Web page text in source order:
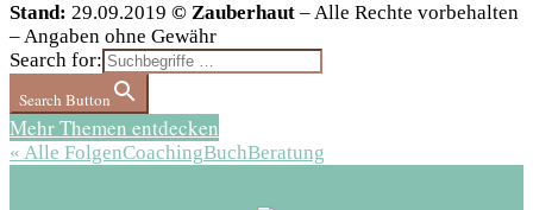
Stand: 29.09.2019 © Zauberhaut – Alle Rechte vorbehalten
– Angaben ohne Gewähr
Search for:
Search Button
Mehr Themen entdecken
« Alle FolgenCoachingBuchBeratung